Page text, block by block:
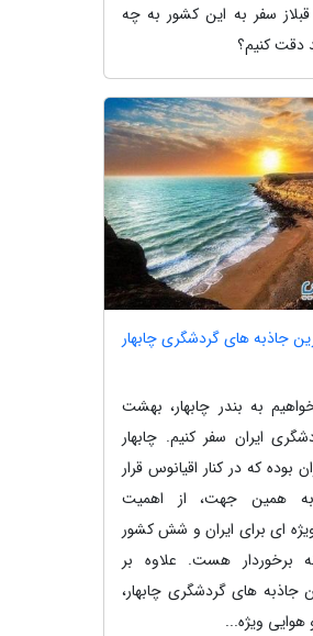
سفر به این کشور به چه
دقت کنیم؟
جاذبه های گردشگری چابهار
به بندر چابهار، بهشت
ایران سفر کنیم. چابهار
بوده که در کنار اقیانوس قرار
همین جهت، از اهمیت
ای برای ایران و شش کشور
برخوردار هست. علاوه بر
جاذبه های گردشگری چابهار،
ویژه...